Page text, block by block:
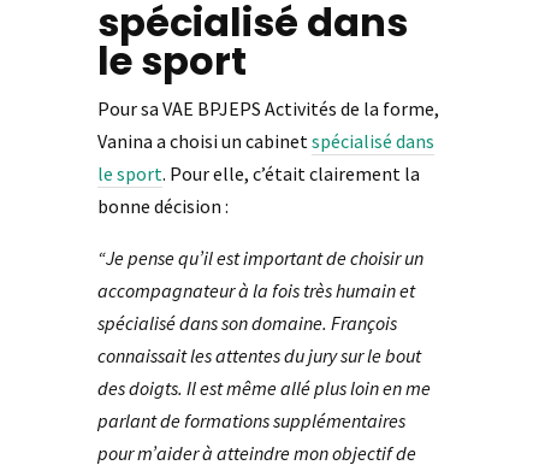
spécialisé dans
le sport
Pour sa VAE BPJEPS Activités de la forme,
Vanina a choisi un cabinet spécialisé dans
le sport. Pour elle, c’était clairement la
bonne décision :
“Je pense qu’il est important de choisir un
accompagnateur à la fois très humain et
spécialisé dans son domaine. François
connaissait les attentes du jury sur le bout
des doigts. Il est même allé plus loin en me
parlant de formations supplémentaires
pour m’aider à atteindre mon objectif de